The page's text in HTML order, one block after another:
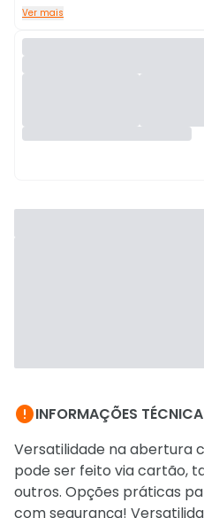
Ver mais
INFORMAÇÕES
Versatilidade na abertura
pode ser feito via cartão,
outros. Opções práticas
com segurança!